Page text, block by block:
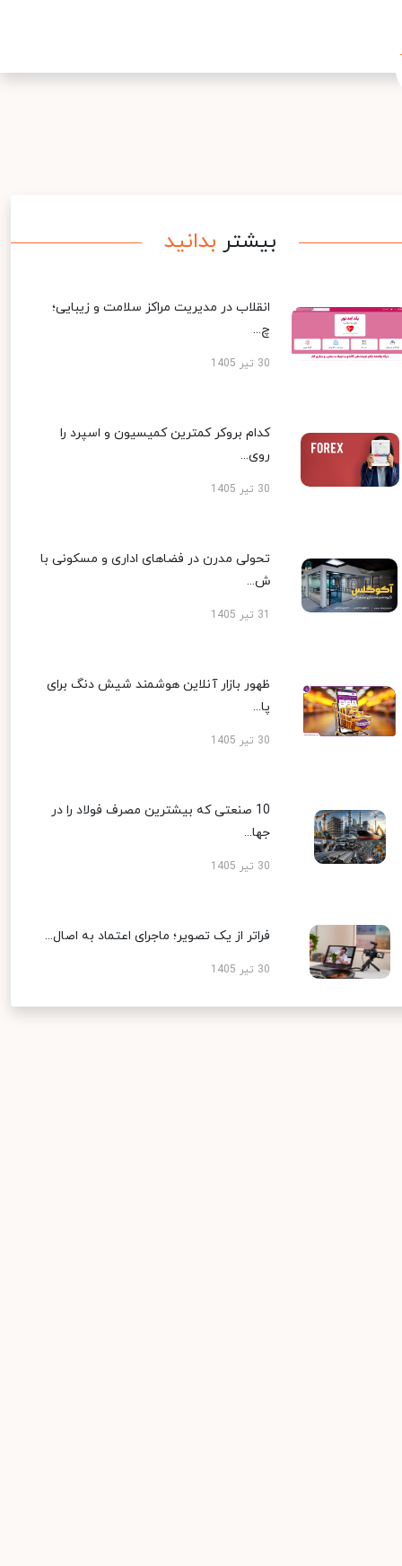
بیشتر بدانید
انقلاب در مدیریت مراکز سلامت و زیبایی؛
چ...
30 تیر 1405
کدام بروکر کمترین کمیسیون و اسپرد را
روی...
30 تیر 1405
تحولی مدرن در فضاهای اداری و مسکونی با
ش...
ظهور بازار آنلاین هوشمند شیش دنگ برای
پا...
30 تیر 1405
10 صنعتی که بیشترین مصرف فولاد را در
جها...
30 تیر 1405
فراتر از یک تصویر؛ ماجرای اعتماد به اصال...
30 تیر 1405